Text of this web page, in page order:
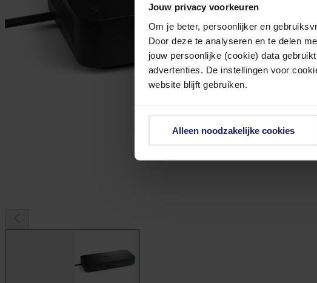
Jouw privacy voorkeuren
Om je beter, persoonlijker en
Door deze te analyseren en te delen
jouw persoonlijke (cookie) data
advertenties. De instellingen voor
website blijft gebruiken.
Alleen noodzakelijke cookies